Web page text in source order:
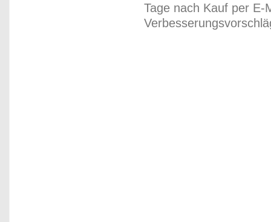
Tage nach Kauf per E-